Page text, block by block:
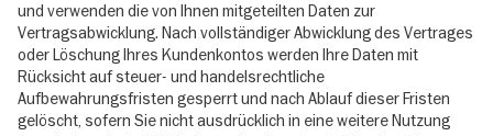
und verwenden die von Ihnen mitgeteilten Daten zur
Vertragsabwicklung. Nach vollständiger Abwicklung des Vertrages
oder Löschung Ihres Kundenkontos werden Ihre Daten mit
Rücksicht auf steuer- und handelsrechtliche
Aufbewahrungsfristen gesperrt und nach Ablauf dieser Fristen
gelöscht, sofern Sie nicht ausdrücklich in eine weitere Nutzung